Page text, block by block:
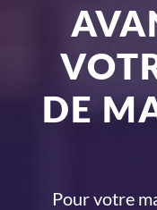
DE
Pour votre